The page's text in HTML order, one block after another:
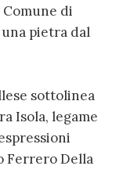
di
pietra dal
sottolinea
Isola, legame
Ferrero Della